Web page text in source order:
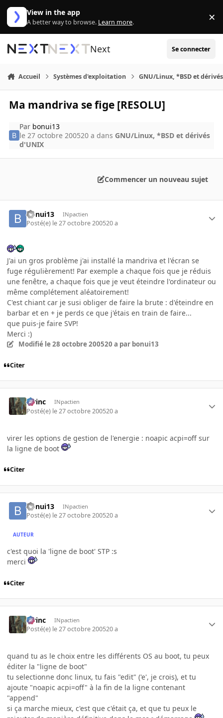
Aller au contenu
View in the app
A better way to browse. Learn more. ×
Next Se connecter
Accueil Systèmes d'exploitation GNU/Linux, *BSD et
Ma mandriva se fige [RESOLU]
Par bonui13
le 27 octobre 200520 a dans GNU/Linux, *BSD et dérivés
d'UNIX
Commencer un nouveau sujet
bonui13 INpactien
Posté(e) le 27 octobre 200520 a
J'ai un gros problème j'ai installé la mandriva et l'écran se
fuge régulièrement! Par exemple a chaque fois que je réduis
une fenêtre, a chaque fois que je veut éteindre l'ordinateur ou
même complétement aléatoirement!
C'est chiant car je susi obliger de faire la brute : d'éteindre en
barbar et en + je perds ce que j'étais en train de faire...
que puis-je faire SVP!
Merci :)
Modifié le 28 octobre 200520 a par bonui13
Citer
lorinc INpactien
Posté(e) le 27 octobre 200520 a
virer les options de gestion de l'energie : noapic acpi=off sur
la ligne de boot
Citer
bonui13 INpactien
Posté(e) le 27 octobre 200520 a
AUTEUR
c'est quoi la 'ligne de boot' STP :s
merci
Citer
lorinc INpactien
Posté(e) le 27 octobre 200520 a
quand tu as le choix entre les différents OS au boot, tu peux
éditer la "ligne de boot"
tu selectionne donc linux, tu fais "edit" ('e', je crois), et tu
ajoute "noapic acpi=off" à la fin de la ligne contenant
"append"
si ça marche mieux, c'est que c'était ça, et que tu peux le